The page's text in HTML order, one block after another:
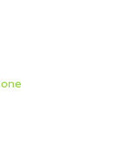
en sous-section